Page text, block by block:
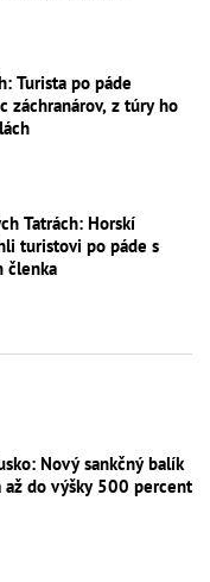
Turista po páde
záchranárov, z túry ho
Tatrách: Horskí
turistovi po páde s
členka
Nový sankčný balík
do výšky 500 percent